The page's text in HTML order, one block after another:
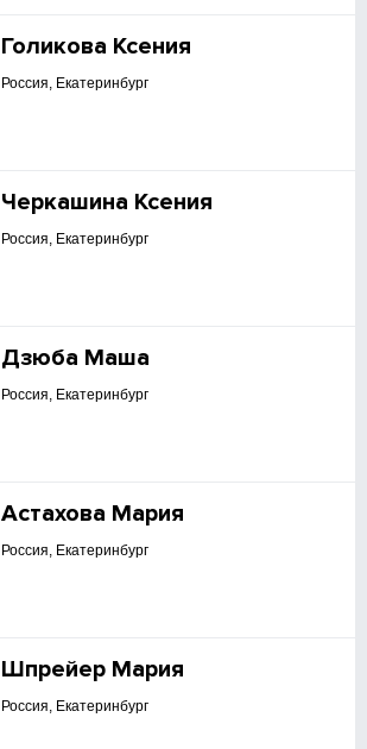
Голикова Ксения
Россия, Екатеринбург
Черкашина Ксения
Россия, Екатеринбург
Дзюба Маша
Россия, Екатеринбург
Астахова Мария
Россия, Екатеринбург
Шпрейер Мария
Россия, Екатеринбург